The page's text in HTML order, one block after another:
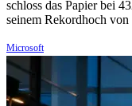
schloss das Papier bei
seinem Rekordhoch
Microsoft